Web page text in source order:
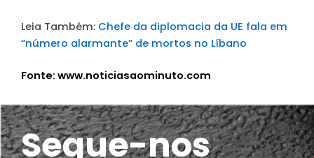
Leia Também: Chefe da diplomacia da UE fala em
“número alarmante” de mortos no Líbano
Fonte: www.noticiasaominuto.com
Segue-nos